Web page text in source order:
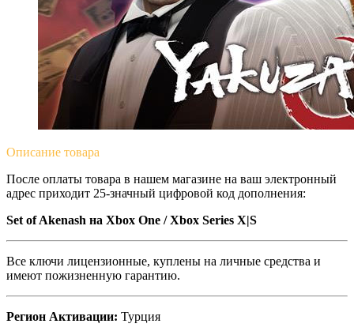
Описание товара
После оплаты товара в нашем магазине на ваш электронный
адрес приходит 25-значный цифровой код дополнения:
Set of Akenash на Xbox One / Xbox Series X|S
Все ключи лицензионные, куплены на личные средства и
имеют пожизненную гарантию.
Регион Активации: Турция